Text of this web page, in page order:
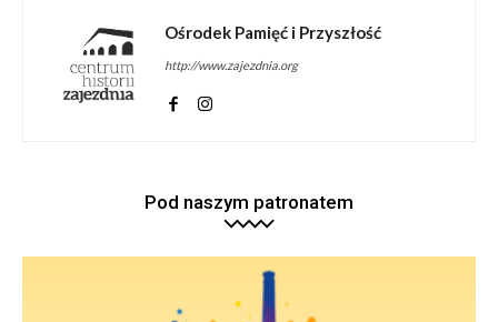
Ośrodek Pamięć i Przyszłość
http://www.zajezdnia.org
Pod naszym patronatem